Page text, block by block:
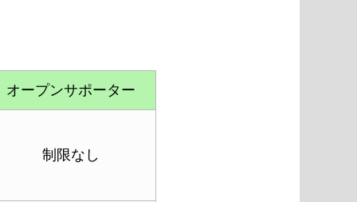
オープンサポーター
制限なし